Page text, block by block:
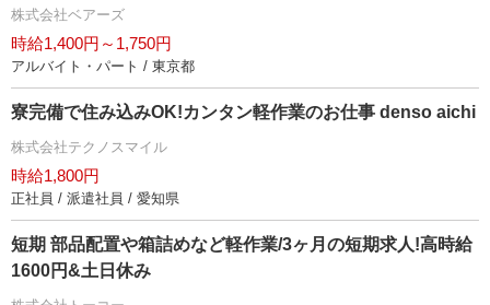
株式会社ベアーズ
時給1,400円～1,750円
アルバイト・パート / 東京都
寮完備で住み込みOK!カンタン軽作業のお仕事 denso aichi
株式会社テクノスマイル
時給1,800円
正社員 / 派遣社員 / 愛知県
短期 部品配置や箱詰めなど軽作業/3ヶ月の短期求人!高時給
1600円&土日休み